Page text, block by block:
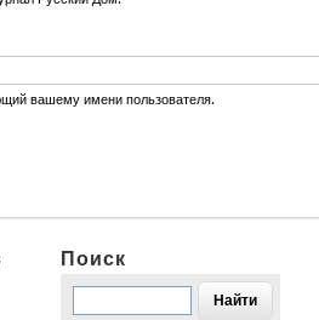
вашему имени пользователя.
Поиск